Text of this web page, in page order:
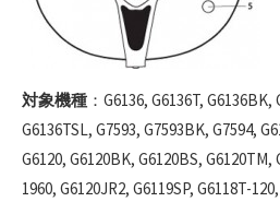
対象機種 ：G6136, G6136T,
G6136TSL, G7593, G7593BK, G7594,
G6120, G6120BK, G6120BS, G6120TM,
1960, G6120JR2, G6119SP, G6118T-